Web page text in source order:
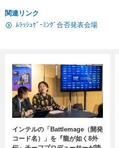
関連リンク
ﾑﾗｯｼｭｹﾞｰﾐﾝｸﾞ合否発表会場
インテルの「Battlemage（開発
コード名）」を『龍が如く8外